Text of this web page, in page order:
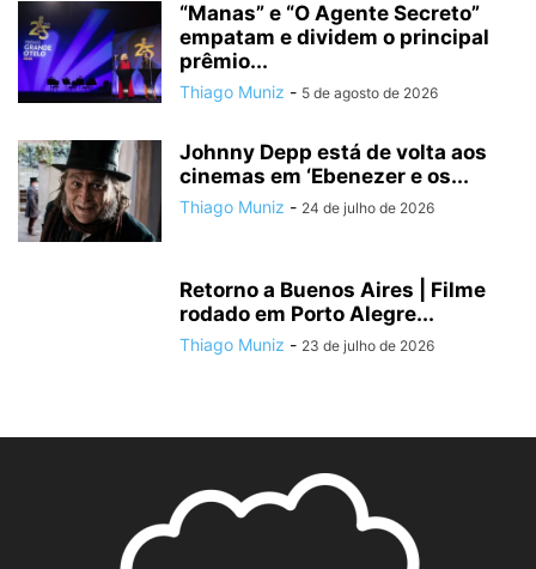
“Manas” e “O Agente Secreto”
empatam e dividem o principal
prêmio...
Thiago Muniz - 5 de agosto de 2026
Johnny Depp está de volta aos
cinemas em ‘Ebenezer e os...
Thiago Muniz - 24 de julho de 2026
Retorno a Buenos Aires | Filme
rodado em Porto Alegre...
Thiago Muniz - 23 de julho de 2026